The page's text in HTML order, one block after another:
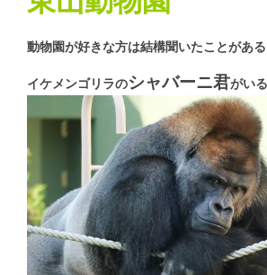
動物園が好きな方は結構聞いたことがあ
イケメンゴリラのシャバーニ君がい